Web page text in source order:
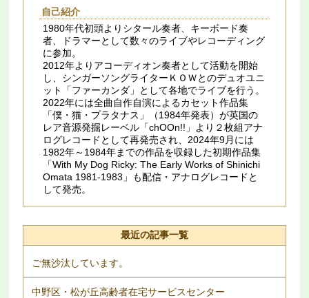
自己紹介
1980年代初頭よりシタール奏者、キーボード奏
者、ドラマーとして数々のライブやレコーディング
に参加。
2012年よりアコーディオン奏者として活動を開始
し、シンガーソングライターＫＯＷとのデュオユニ
ット「ファーカンダ」として各地でライブを行う。
2022年には全曲自作自演によるカセット作品集
「僕・猫・プラタナス」（1984年発表）が英国の
レア音源発掘レーベル「chOOn!!」より２枚組アナ
ログレコードとして再発売され、2024年9月には
1982年～1984年までの作品を収録した初期作品集
「With My Dog Ricky: The Early Works of Shinichi
Omata 1981​-​1983」も配信・アナログレコードと
して発売。
最近の記事一覧
ご無沙汰しています。
中野区・松が丘高齢者在宅サービスセンター